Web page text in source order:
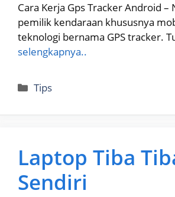
Cara Kerja Gps Tracker Android –
pemilik kendaraan khususnya
teknologi bernama GPS tracker.
selengkapnya..
Categories
Tips
Laptop Tiba
Sendiri